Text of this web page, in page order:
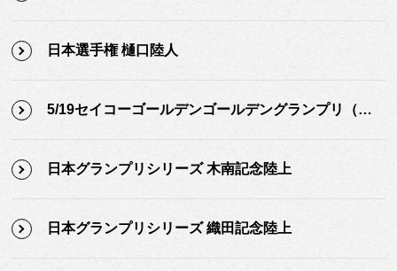
日本選手権 樋口陸人
5/19セイコーゴールデンゴールデングランプリ（東京）
日本グランプリシリーズ 木南記念陸上
日本グランプリシリーズ 織田記念陸上